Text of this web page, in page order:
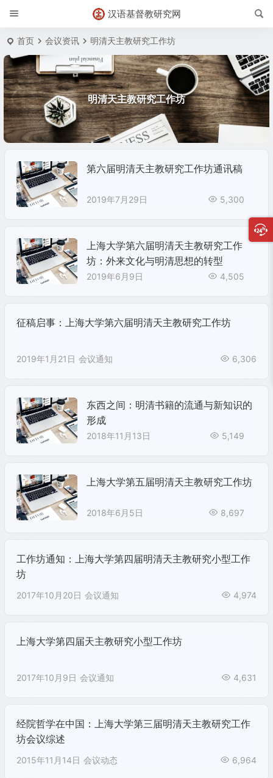
汉语基督教研究网
首页 会议资讯 明清天主教研究工作坊
明清天主教研究工作坊
第六届明清天主教研究工作坊通讯稿
2019年7月29日 5,300
上海大学第六届明清天主教研究工作
坊：外来文化与明清思想的转型
2019年6月9日 4,505
征稿启事：上海大学第六届明清天主教研究工作坊
2019年1月21日 会议通知 6,306
东西之间：明清书籍的流通与新知识的
形成
2018年11月13日 5,149
上海大学第五届明清天主教研究工作坊
2018年6月5日 8,697
工作坊通知：上海大学第四届明清天主教研究小型工作
坊
2017年10月20日 会议通知 4,974
上海大学第四届天主教研究小型工作坊
2017年10月9日 会议通知 4,631
经院哲学在中国：上海大学第三届明清天主教研究工作
坊会议综述
2015年11月14日 会议动态 6,964